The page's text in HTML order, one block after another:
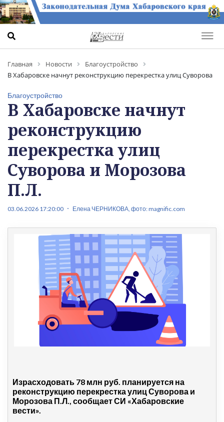
Главная Новости
Благоустройство
В Хабаровске начнут реконструкцию перекрестка улиц Суворова
Благоустройство
В Хабаровске начнут
реконструкцию
перекрестка улиц
Суворова и Морозова
П.Л.
03.06.2026 17:20:00 Елена ЧЕРНИКОВА, фото: magnific.com
Израсходовать 78 млн руб. планируется на
реконструкцию перекрестка улиц Суворова и
Морозова П.Л., сообщает СИ «Хабаровские
вести».